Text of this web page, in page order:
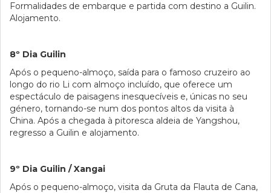
Formalidades de embarque e partida com destino a Guilin.
Alojamento.
8º Dia Guilin
Após o pequeno-almoço, saída para o famoso cruzeiro ao
longo do rio Li com almoço incluído, que oferece um
espectáculo de paisagens inesquecíveis e, únicas no seu
género, tornando-se num dos pontos altos da visita à
China. Após a chegada à pitoresca aldeia de Yangshou,
regresso a Guilin e alojamento.
9º Dia Guilin / Xangai
Após o pequeno-almoço, visita da Gruta da Flauta de Cana,